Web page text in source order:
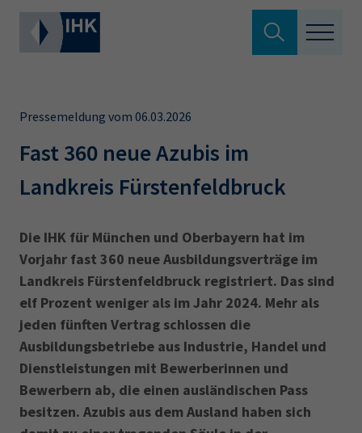
Aus- & Fortbildung
Berufszugang
Ratgeber
Service & Anträge
Über uns
Leichte Sprache
Suche verlassen
Wonach suchen Sie?
Suchen
Hier können Sie auch aus den meistgesuchten
Begriffen vorauswählen
Ausbildungsvertrag
AdA
34d
Prüfungstermine
Wirtschaftsfachwirt
34f
Negativerklärung
Sachkundeprüfung
Berichtsheft
AEVO
Pressemeldung vom 06.03.2026
Fast 360 neue Azubis im
Landkreis Fürstenfeldbruck
Die IHK für München und Oberbayern hat im
Vorjahr fast 360 neue Ausbildungsverträge im
Landkreis Fürstenfeldbruck registriert. Das sind
elf Prozent weniger als im Jahr 2024. Mehr als
jeden fünften Vertrag schlossen die
Ausbildungsbetriebe aus Industrie, Handel und
Dienstleistungen mit Bewerberinnen und
Bewerbern ab, die einen ausländischen Pass
besitzen. Azubis aus dem Ausland haben sich